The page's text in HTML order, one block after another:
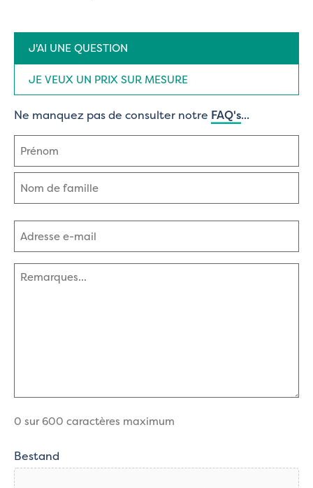
Type
demande
(Nécessaire)
J'AI UNE QUESTION
JE VEUX UN PRIX SUR MESURE
Ne manquez pas de consulter notre FAQ's...
Nom
(Nécessaire)
Prénom
Adresse
e-
mail
(Nécessaire)
Commentaires
(Nécessaire)
0 sur 600 caractères maximum
Bestand